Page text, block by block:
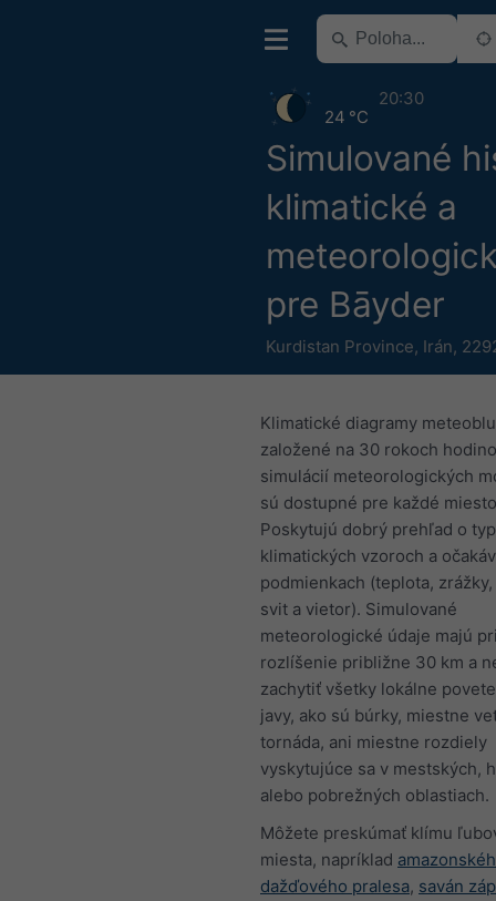
Simulované
klimatické a
pre Bāyder
Kurdistan Province, Irán,
24 °C
20:30
Klimatické diagramy
založené na 30 rokoch
simulácií meteorologických
sú dostupné pre každé
Poskytujú dobrý prehľad o
klimatických vzoroch a
podmienkach (teplota,
svit a vietor). Simulované
meteorologické údaje majú
rozlíšenie približne 30 km a
zachytiť všetky lokálne
javy, ako sú búrky, miestne
tornáda, ani miestne rozdiely
vyskytujúce sa v mestských,
alebo pobrežných oblastiach.
Môžete preskúmať klímu
miesta, napríklad
dažďového pralesa, saván